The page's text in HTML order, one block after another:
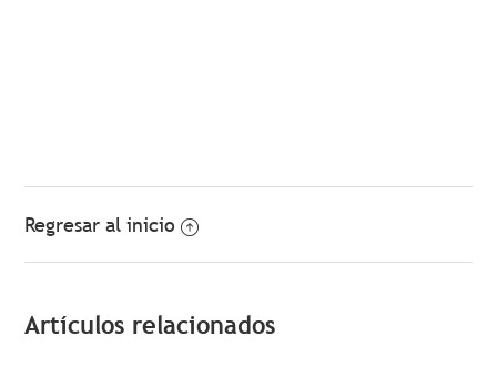
Regresar al inicio
Artículos relacionados